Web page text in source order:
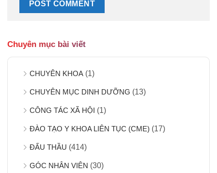
Chuyên mục bài viết
CHUYÊN KHOA (1)
CHUYÊN MỤC DINH DƯỠNG (13)
CÔNG TÁC XÃ HỘI (1)
ĐÀO TẠO Y KHOA LIÊN TỤC (CME) (17)
ĐẤU THẦU (414)
GÓC NHÂN VIÊN (30)